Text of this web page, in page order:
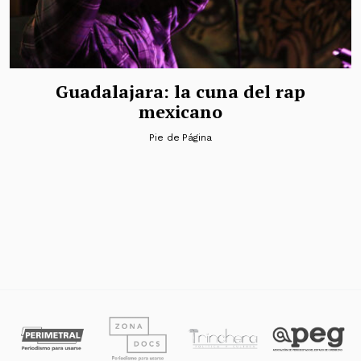
Guadalajara: la cuna del rap
mexicano
Pie de Página